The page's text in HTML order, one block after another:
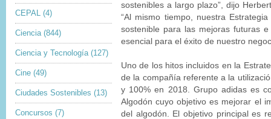
CEPAL (4)
Ciencia (844)
Ciencia y Tecnología (127)
Cine (49)
Ciudades Sostenibles (13)
Concursos (7)
sostenibles a largo plazo”, dijo
“Al mismo tiempo, nuestra
sostenible para las mejoras futuras
esencial para el éxito de nuestro
Uno de los hitos incluidos en la
de la compañía referente a la
y 100% en 2018. Grupo adidas es
Algodón cuyo objetivo es mejorar el
del algodón. El objetivo principal es